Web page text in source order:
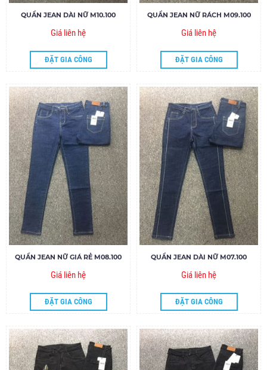
QUẦN JEAN DÀI NỮ M10.100
Giá liên hệ
ĐẶT GIA CÔNG
QUẦN JEAN NỮ RÁCH M09.100
Giá liên hệ
ĐẶT GIA CÔNG
QUẦN JEAN NỮ GIÁ RẺ M08.100
Giá liên hệ
ĐẶT GIA CÔNG
QUẦN JEAN DÀI NỮ M07.100
Giá liên hệ
ĐẶT GIA CÔNG